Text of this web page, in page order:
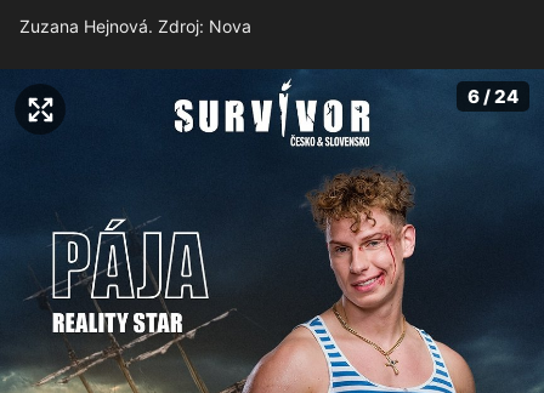
Zuzana Hejnová. Zdroj: Nova
6 / 24